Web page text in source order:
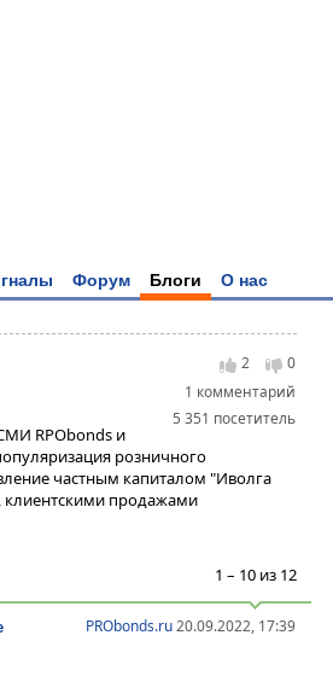
Форум Блоги О нас
2
0
1 комментарий
5 351 посетитель
RPObonds и
розничного
частным капиталом "Иволга
клиентскими продажами
1 – 10 из 12
PRObonds.ru20.09.2022, 17:39